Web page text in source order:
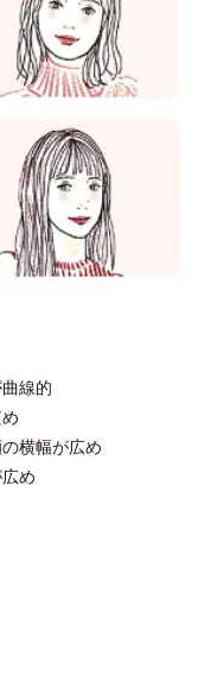
線的
横幅が広め
め